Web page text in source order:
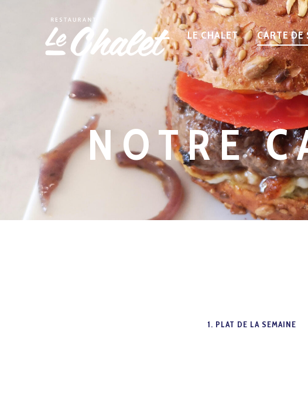
LE CHALET CARTE
NOTRE
1. PLAT DE LA SEMAINE